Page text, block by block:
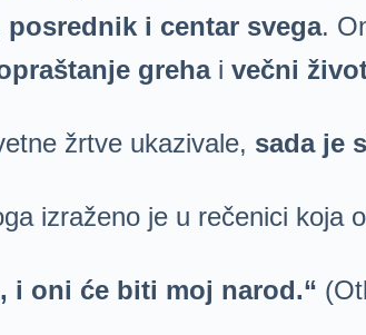
i centar svega.
grehai večni
žrtve ukazivale, sada je
izraženo je u rečenici koja
i oni će biti moj narod.“